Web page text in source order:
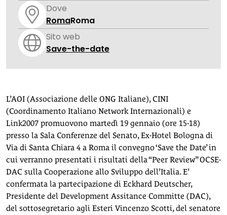
Dove
RomaRoma
Sito web
Save-the-date
L’AOI (Associazione delle ONG Italiane), CINI
(Coordinamento Italiano Network Internazionali) e
Link2007 promuovono martedì 19 gennaio (ore 15-18)
presso la Sala Conferenze del Senato, Ex-Hotel Bologna di
Via di Santa Chiara 4 a Roma il convegno ‘Save the Date’ in
cui verranno presentati i risultati della “Peer Review” OCSE-
DAC sulla Cooperazione allo Sviluppo dell’Italia. E’
confermata la partecipazione di Eckhard Deutscher,
Presidente del Development Assitance Committe (DAC),
del sottosegretario agli Esteri Vincenzo Scotti, del senatore